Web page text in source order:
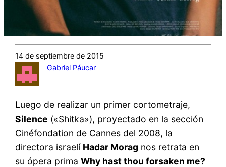
14 de septiembre de 2015
Gabriel Páucar
Luego de realizar un primer cortometraje,
Silence («Shitka»), proyectado en la sección
Cinéfondation de Cannes del 2008, la
directora israelí Hadar Morag nos retrata en
su ópera primaWhy hast thou forsaken me?